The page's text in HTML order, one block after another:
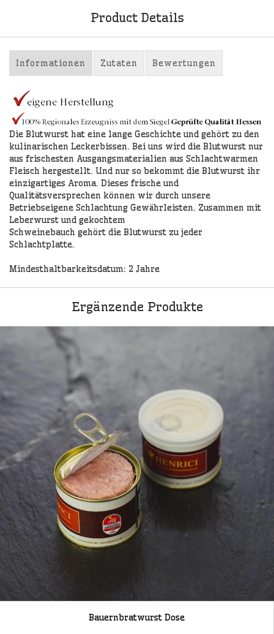
Product Details
Informationen Zutaten Bewertungen
Die Blutwurst hat eine lange Geschichte und gehört zu den
kulinarischen Leckerbissen. Bei uns wird die Blutwurst nur
aus frischesten Ausgangsmaterialien aus Schlachtwarmen
Fleisch hergestellt. Und nur so bekommt die Blutwurst ihr
einzigartiges Aroma. Dieses frische und
Qualitätsversprechen können wir durch unsere
Betriebseigene Schlachtung Gewährleisten. Zusammen mit
Leberwurst und gekochtem
Schweinebauch gehört die Blutwurst zu jeder
Schlachtplatte.
Mindesthaltbarkeitsdatum: 2 Jahre
Ergänzende Produkte
Bauernbratwurst Dose